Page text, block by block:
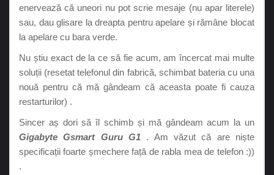
enervează că uneori nu pot scrie mesaje (nu apar literele)
sau, dau glisare la dreapta pentru apelare și rămâne blocat
la apelare cu bara verde.
Nu știu exact de la ce să fie acum, am încercat mai multe
soluții (resetat telefonul din fabrică, schimbat bateria cu una
nouă pentru că mă gândeam că aceasta poate fi cauza
restarturilor) .
Sincer aș dori să îl schimb și mă gândeam acum la un
Gigabyte Gsmart Guru G1 . Am văzut că are niște
specificații foarte șmechere față de rabla mea de telefon :))
.